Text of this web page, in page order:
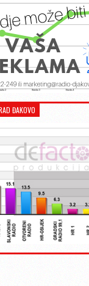
ĐAKOVO